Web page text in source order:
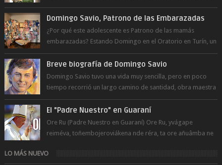
a la juventud para ...
Domingo Savio, Patrono de las Embarazadas
¿Por qué este adolescente es Patrono de las mamás
embarazadas? Estando Domingo en el Oratorio en Turín, un
día le pide a Don Bosco...
Breve biografía de Domingo Savio
Domingo Savio tuvo una vida muy sencilla, pero en poco
tiempo recorrió un largo camino de santidad, obra maestra
del Espíritu Santo y fr...
El "Padre Nuestro" en Guaraní
Ore Ru (Padre Nuestro en Guaraní) Ore Ru, yvágape
reiméva, toñembojeroviákena nde réra, ta ore añuâmba ne
LO MÁS NUEVO